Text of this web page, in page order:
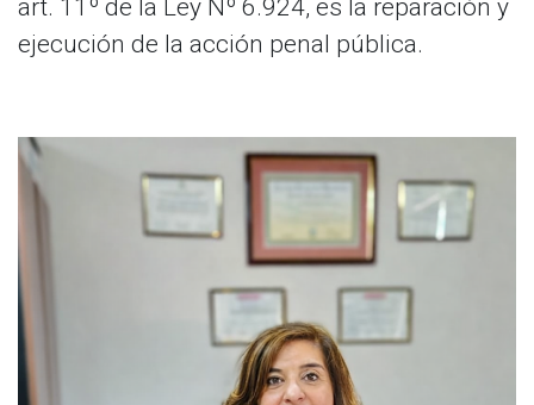
art. 11º de la Ley Nº 6.924, es la reparación y
ejecución de la acción penal pública.